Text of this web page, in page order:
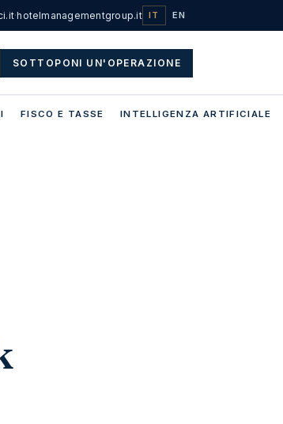
·hotelmanagementgroup.it IT EN
SOTTOPONI UN'OPERAZIONE
FISCO E TASSE INTELLIGENZA ARTIFICIALE